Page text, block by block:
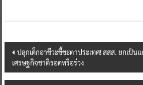
Post
navigation
ปลุกเด็กอาชีวะชี้ชะตาประเทศ! สสส. ยกเป็
เศรษฐกิจชาติรอดหรือร่วง